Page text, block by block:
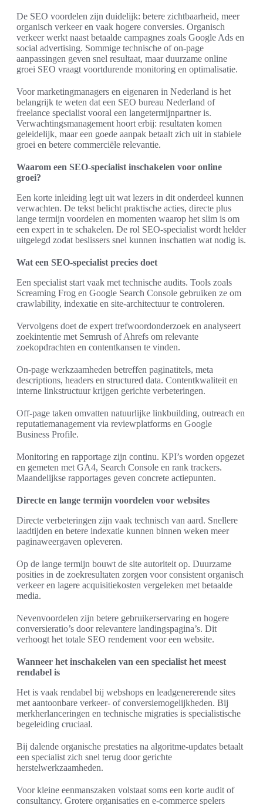
De SEO voordelen zijn duidelijk: betere zichtbaarheid, meer
organisch verkeer en vaak hogere conversies. Organisch
verkeer werkt naast betaalde campagnes zoals Google Ads en
social advertising. Sommige technische of on-page
aanpassingen geven snel resultaat, maar duurzame online
groei SEO vraagt voortdurende monitoring en optimalisatie.
Voor marketingmanagers en eigenaren in Nederland is het
belangrijk te weten dat een SEO bureau Nederland of
freelance specialist vooral een langetermijnpartner is.
Verwachtingsmanagement hoort erbij: resultaten komen
geleidelijk, maar een goede aanpak betaalt zich uit in stabiele
groei en betere commerciële relevantie.
Waarom een SEO-specialist inschakelen voor online
groei?
Een korte inleiding legt uit wat lezers in dit onderdeel kunnen
verwachten. De tekst belicht praktische acties, directe plus
lange termijn voordelen en momenten waarop het slim is om
een expert in te schakelen. De rol SEO-specialist wordt helder
uitgelegd zodat beslissers snel kunnen inschatten wat nodig is.
Wat een SEO-specialist precies doet
Een specialist start vaak met technische audits. Tools zoals
Screaming Frog en Google Search Console gebruiken ze om
crawlability, indexatie en site-architectuur te controleren.
Vervolgens doet de expert trefwoordonderzoek en analyseert
zoekintentie met Semrush of Ahrefs om relevante
zoekopdrachten en contentkansen te vinden.
On-page werkzaamheden betreffen paginatitels, meta
descriptions, headers en structured data. Contentkwaliteit en
interne linkstructuur krijgen gerichte verbeteringen.
Off-page taken omvatten natuurlijke linkbuilding, outreach en
reputatiemanagement via reviewplatforms en Google
Business Profile.
Monitoring en rapportage zijn continu. KPI’s worden opgezet
en gemeten met GA4, Search Console en rank trackers.
Maandelijkse rapportages geven concrete actiepunten.
Directe en lange termijn voordelen voor websites
Directe verbeteringen zijn vaak technisch van aard. Snellere
laadtijden en betere indexatie kunnen binnen weken meer
paginaweergaven opleveren.
Op de lange termijn bouwt de site autoriteit op. Duurzame
posities in de zoekresultaten zorgen voor consistent organisch
verkeer en lagere acquisitiekosten vergeleken met betaalde
media.
Nevenvoordelen zijn betere gebruikerservaring en hogere
conversieratio’s door relevantere landingspagina’s. Dit
verhoogt het totale SEO rendement voor een website.
Wanneer het inschakelen van een specialist het meest
rendabel is
Het is vaak rendabel bij webshops en leadgenererende sites
met aantoonbare verkeer- of conversiemogelijkheden. Bij
merkherlanceringen en technische migraties is specialistische
begeleiding cruciaal.
Bij dalende organische prestaties na algoritme-updates betaalt
een specialist zich snel terug door gerichte
herstelwerkzaamheden.
Voor kleine eenmanszaken volstaat soms een korte audit of
consultancy. Grotere organisaties en e-commerce spelers